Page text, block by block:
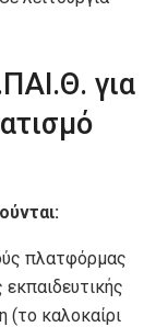
για
πλατφόρμας
(το καλοκαίρι